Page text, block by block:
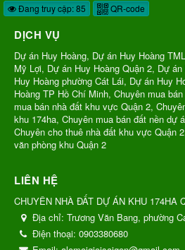
Đang truy cập: 85 QR-code
DỊCH VỤ
Dự án Huy Hoàng, Dự án Huy Hoàng
Mỹ Lợi, Dự án Huy Hoàng Quận 2, Dự
Huy Hoàng phường Cát Lái, Dự án Huy
Hoàng TP Hồ Chí Minh, Chuyên mua
mua bán nhà đất khu vực Quận 2,
khu 174ha, Chuyên mua bán đất nền dự
Chuyên cho thuê nhà đất khu vực Quận
văn phòng khu Quận 2
LIÊN HỆ
CHUYÊN NHÀ ĐẤT DỰ ÁN KHU 174HA
Địa chỉ: Trương Văn Bang, phường
Điện thoại: 0903380680